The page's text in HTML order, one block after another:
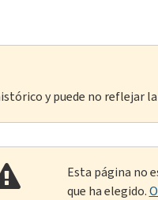
y puede no reflejar
Esta página no
que ha elegido.